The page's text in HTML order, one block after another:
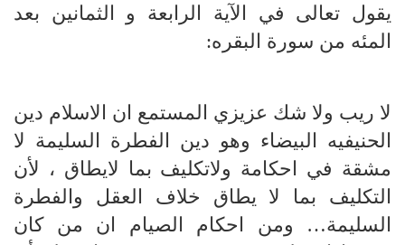
يقول تعالى في الآية الرابعة و الثمانين بعد
المئه من سورة البقره:
لا ريب ولا شك عزيزي المستمع ان الاسلام دين
الحنيفيه البيضاء وهو دين الفطرة السليمة لا
مشقة في احكامة ولاتكليف بما لايطاق ، لأن
التكليف بما لا يطاق خلاف العقل والفطرة
السليمة… ومن احكام الصيام ان من كان